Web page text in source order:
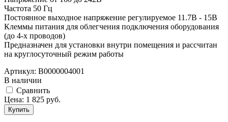
Частота 50 Гц
Постоянное выходное напряжение регулируемое 11.7В - 15В
Клеммы питания для облегчения подключения оборудования
(до 4-х проводов)
Предназначен для установки внутри помещения и рассчитан
на круглосуточный режим работы
Артикул: В0000004001
В наличии
Cравнить
Цена: 1 825 руб.
Купить